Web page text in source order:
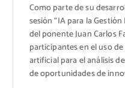
Como parte de su
sesión “IA para la
del ponente Juan Carlos
participantes en el uso
artificial para el análisis
de oportunidades de